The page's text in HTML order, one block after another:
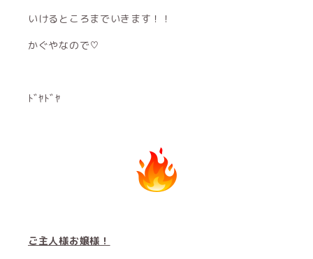
いけるところまでいきます！！
かぐやなので♡
ﾄﾞﾔﾄﾞﾔ
ご主人様お嬢様！